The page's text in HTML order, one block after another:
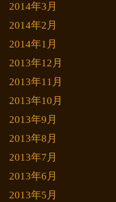
2014年3月
2014年2月
2014年1月
2013年12月
2013年11月
2013年10月
2013年9月
2013年8月
2013年7月
2013年6月
2013年5月